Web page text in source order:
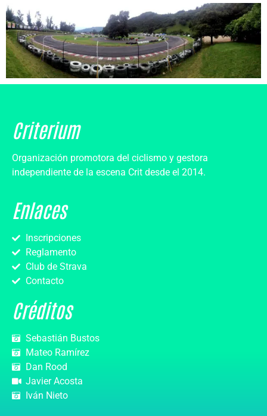
Criterium
Organización promotora del ciclismo y gestora
independiente de la escena Crit desde el 2014.
Enlaces
Inscripciones
Reglamento
Club de Strava
Contacto
Créditos
Sebastián Bustos
Mateo Ramírez
Dan Rood
Javier Acosta
Iván Nieto